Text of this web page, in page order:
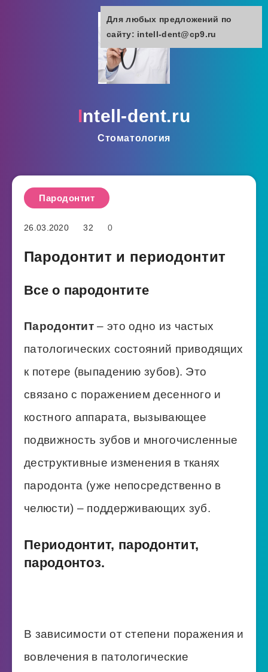
intell-dent.ru
Стоматология
Пародонтит
26.03.2020 32 0
Пародонтит и периодонтит
Все о пародонтите
Пародонтит – это одно из частых
патологических состояний приводящих
к потере (выпадению зубов). Это
связано с поражением десенного и
костного аппарата, вызывающее
подвижность зубов и многочисленные
деструктивные изменения в тканях
пародонта (уже непосредственно в
челюсти) – поддерживающих зуб.
Периодонтит, пародонтит,
пародонтоз.
В зависимости от степени поражения и
вовлечения в патологические
Для любых предложений по
сайту: intell-dent@cp9.ru